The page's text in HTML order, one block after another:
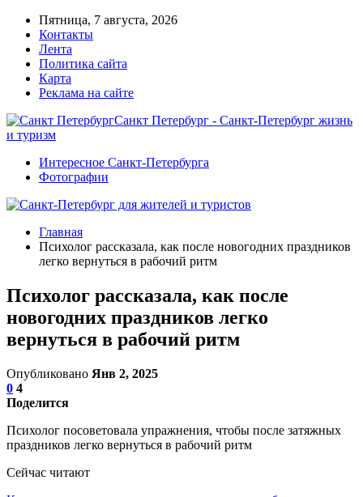
Пятница, 7 августа, 2026
Контакты
Лента
Политика сайта
Карта
Реклама на сайте
Санкт Петербург - Санкт-Петербург жизнь
и туризм
Интересное Санкт-Петербурга
Фотографии
Главная
Психолог рассказала, как после новогодних праздников
легко вернуться в рабочий ритм
Психолог рассказала, как после
новогодних праздников легко
вернуться в рабочий ритм
Опубликовано Янв 2, 2025
0 4
Поделится
Психолог посоветовала упражнения, чтобы после затяжных
праздников легко вернуться в рабочий ритм
Сейчас читают